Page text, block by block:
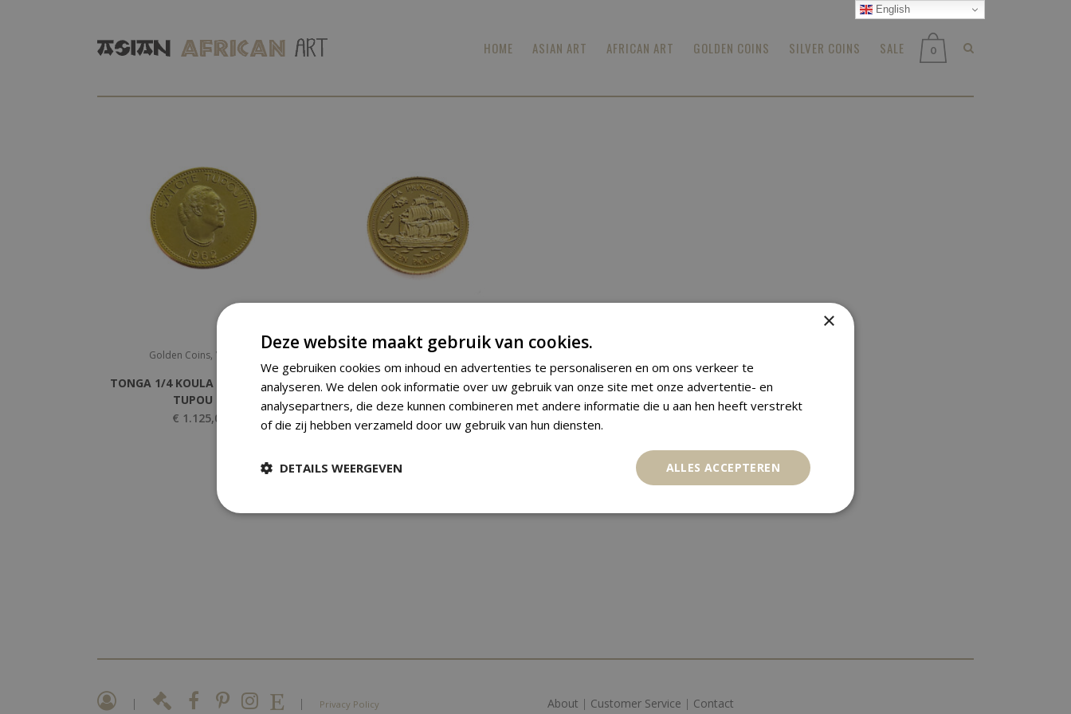
0
HOME ASIAN ART AFRICAN ART GOLDEN COINS SILVER COINS SALE
Golden Coins, Various
TONGA 1/4 KOULA 1962 SALOTE
TUPOU III
€ 1.125,00
Golden Coins,
TONGA 10 PA`ANGA 1998 LA
PRINCESA
€ 195,00
| | Privacy Policy About | Customer Service | Contact
English
×
Deze website maakt gebruik van cookies.
We gebruiken cookies om inhoud en advertenties te personaliseren en om ons verkeer te
analyseren. We delen ook informatie over uw gebruik van onze site met onze advertentie- en
analysepartners, die deze kunnen combineren met andere informatie die u aan hen heeft verstrekt
of die zij hebben verzameld door uw gebruik van hun diensten.
ALLES ACCEPTEREN
DETAILS WEERGEVEN